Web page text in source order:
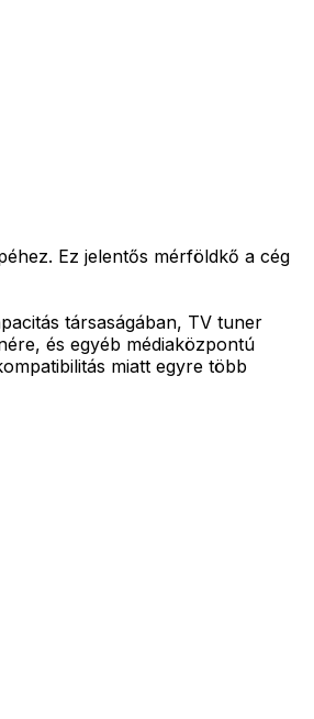
Ez jelentős mérföldkő a cég
társaságában, TV tuner
és egyéb médiaközpontú
miatt egyre több